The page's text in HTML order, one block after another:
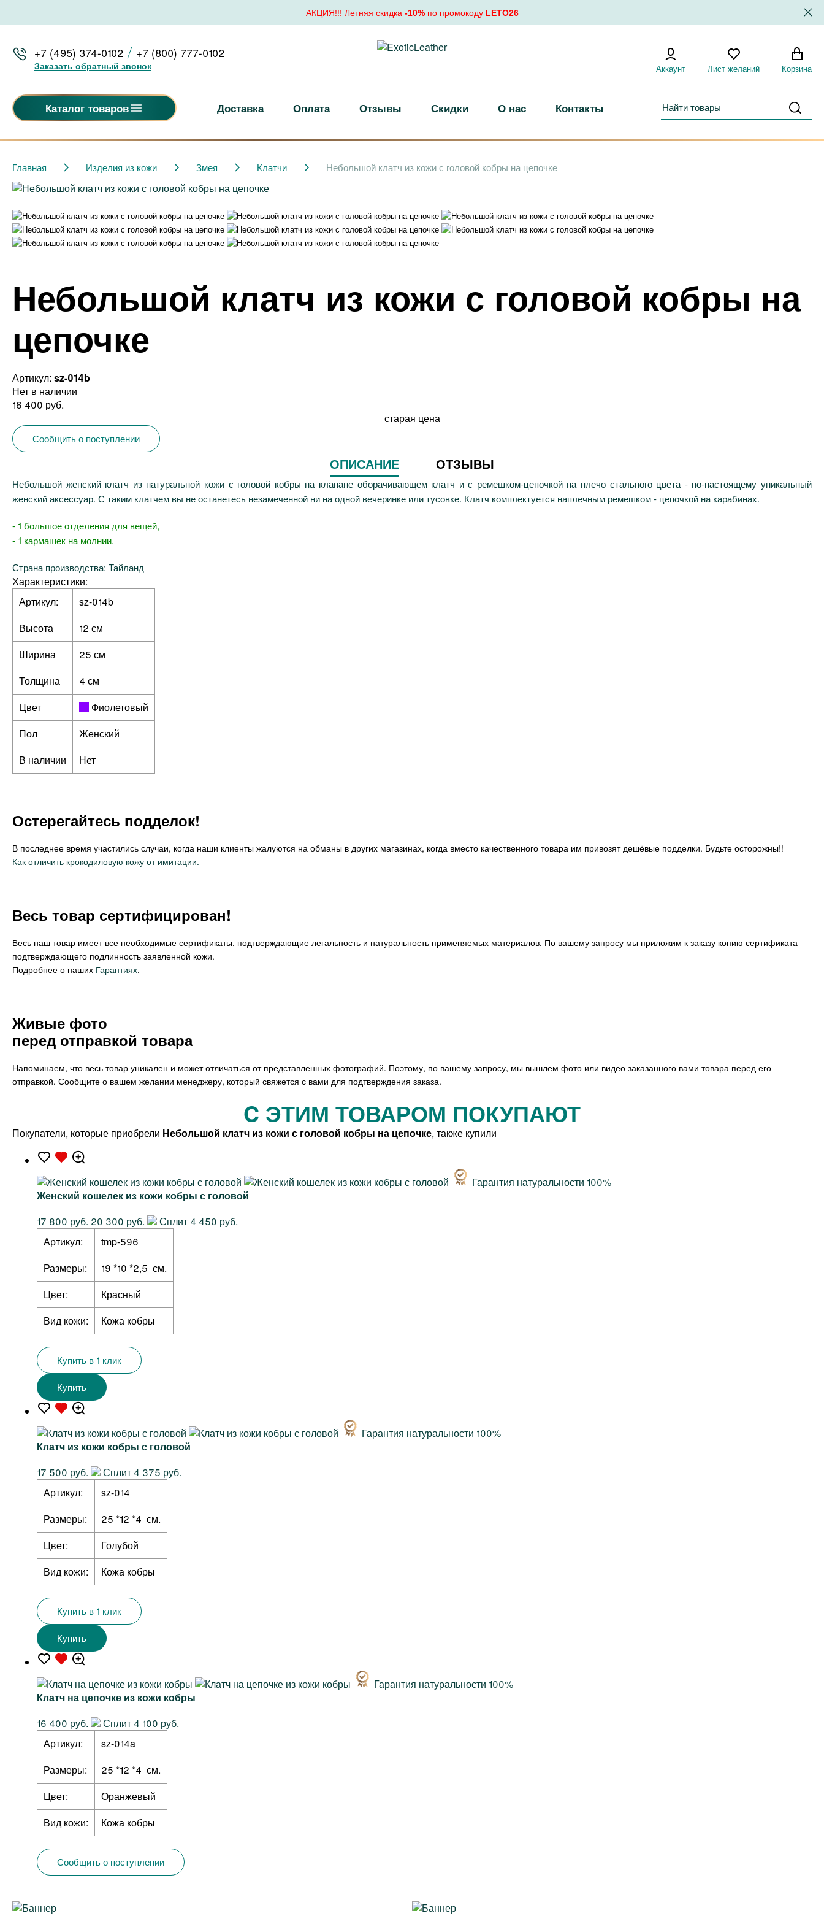
АКЦИЯ!!! Летняя скидка -10%по промокоду LETO26
+7 (495) 374-0102 +7 (800) 777-0102
Заказать обратный звонок Аккаунт Лист желаний Корзина
Каталог товаров Доставка Оплата Отзывы Скидки О нас Контакты
Главная Изделия из кожи Змея Клатчи Небольшой клатч из кожи с головой кобры на цепочке
Небольшой клатч из кожи с головой кобры на
цепочке
Артикул: sz-014b
Нет в наличии
16 400 руб.
старая цена
Сообщить о поступлении
ОПИСАНИЕ ОТЗЫВЫ
Небольшой женский клатч из натуральной кожи с головой кобры на клапане оборачивающем клатч и с ремешком-цепочкой на плечо стального цвета - по-настоящему уникальный
женский аксессуар. С таким клатчем вы не останетесь незамеченной ни на одной вечеринке или тусовке. Клатч комплектуется наплечным ремешком - цепочкой на карабинах.
- 1 большое отделения для вещей,
- 1 кармашек на молнии.
Страна производства: Тайланд
Характеристики:
Артикул:
sz-014b
Высота
12 см
Ширина
25 см
Толщина
4 см
Цвет
Фиолетовый
Пол
Женский
В наличии
Нет
Остерегайтесь подделок!
В последнее время участились случаи, когда наши клиенты жалуются на обманы в других магазинах, когда вместо качественного товара им привозят дешёвые подделки. Будьте осторожны!!
Как отличить крокодиловую кожу от имитации.
Весь товар сертифицирован!
Весь наш товар имеет все необходимые сертификаты, подтверждающие легальность и натуральность применяемых материалов. По вашему запросу мы приложим к заказу копию сертификата
подтверждающего подлинность заявленной кожи.
Подробнее о наших Гарантиях.
Живые фото
перед отправкой товара
Напоминаем, что весь товар уникален и может отличаться от представленных фотографий. Поэтому, по вашему запросу, мы вышлем фото или видео заказанного вами товара перед его
отправкой. Сообщите о вашем желании менеджеру, который свяжется с вами для подтверждения заказа.
C ЭТИМ ТОВАРОМ ПОКУПАЮТ
Покупатели, которые приобрели Небольшой клатч из кожи с головой кобры на цепочке, также купили
Гарантия натуральности 100%
Женский кошелек из кожи кобры с головой
17 800 руб. 20 300 руб.
Сплит 4 450 руб.
Артикул:
tmp-596
Размеры:
19 *10 *2,5 см.
Цвет:
Красный
Вид кожи:
Кожа кобры
Купить в 1 клик
Купить
Гарантия натуральности 100%
Клатч из кожи кобры с головой
17 500 руб.
Сплит 4 375 руб.
Артикул:
sz-014
Размеры:
25 *12 *4 см.
Цвет:
Голубой
Вид кожи:
Кожа кобры
Купить в 1 клик
Купить
Гарантия натуральности 100%
Клатч на цепочке из кожи кобры
16 400 руб.
Сплит 4 100 руб.
Артикул:
sz-014a
Размеры:
25 *12 *4 см.
Цвет:
Оранжевый
Вид кожи:
Кожа кобры
Сообщить о поступлении